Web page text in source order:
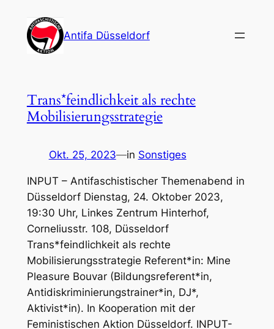
Inhalt
springen
Antifa Düsseldorf
Trans*feindlichkeit als rechte
Mobilisierungsstrategie
Okt. 25, 2023—in Sonstiges
INPUT – Antifaschistischer Themenabend in
Düsseldorf Dienstag, 24. Oktober 2023,
19:30 Uhr, Linkes Zentrum Hinterhof,
Corneliusstr. 108, Düsseldorf
Trans*feindlichkeit als rechte
Mobilisierungsstrategie Referent*in: Mine
Pleasure Bouvar (Bildungsreferent*in,
Antidiskriminierungstrainer*in, DJ*,
Aktivist*in). In Kooperation mit der
Feministischen Aktion Düsseldorf. INPUT-